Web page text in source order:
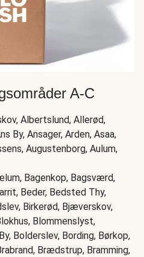
A-C
Albertslund, Allerød,
By, Ansager, Arden, Asaa,
Augustenborg, Aulum,
Bagenkop, Bagsværd,
Beder, Bedsted Thy,
Birkerød, Bjæverskov,
Blommenslyst,
Bolderslev, Bording, Børkop,
Brædstrup, Bramming,